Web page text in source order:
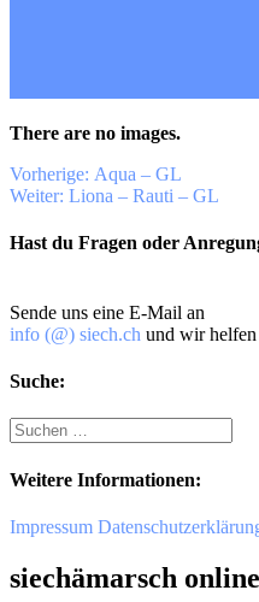
There are no images.
Beitragsnavigation
Vorherige: Vorheriger
Beitrag:
Aqua – GL
Weiter: Nächster
Liona – Rauti – GL
Hast du Fragen oder
Sende uns eine E-Mail an
info (@) siech.ch und wir
Suche:
Suche
nach:
Weitere Informationen:
Impressum
siechämarsch online